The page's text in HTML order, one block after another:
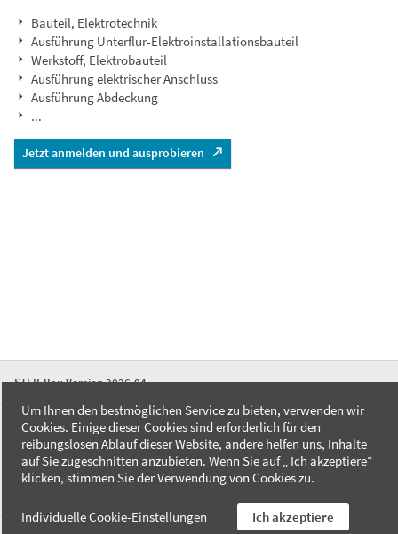
Bauteil, Elektrotechnik
Ausführung Unterflur-Elektroinstallationsbauteil
Werkstoff, Elektrobauteil
Ausführung elektrischer Anschluss
Ausführung Abdeckung
...
Jetzt anmelden und ausprobieren
STLB-Bau Version 2026-04
FAQ
Kontakt
Datenschutzerklärung
Um Ihnen den bestmöglichen Service zu bieten, verwenden wir
Cookies. Einige dieser Cookies sind erforderlich für den
reibungslosen Ablauf dieser Website, andere helfen uns, Inhalte
auf Sie zugeschnitten anzubieten. Wenn Sie auf „ Ich akzeptiere“
klicken, stimmen Sie der Verwendung von Cookies zu.
Individuelle Cookie-Einstellungen Ich akzeptiere